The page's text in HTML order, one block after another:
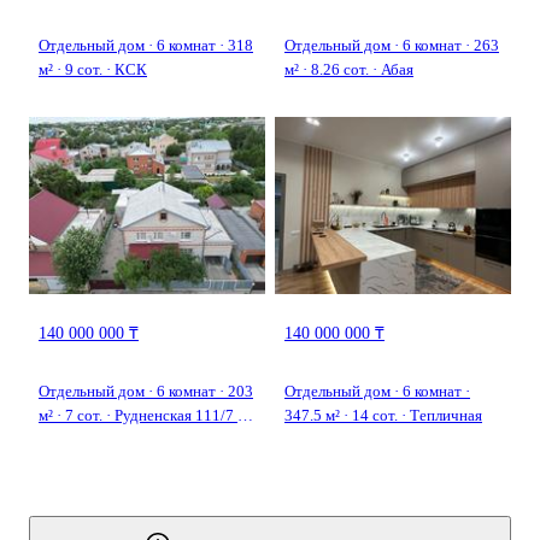
Отдельный дом · 6 комнат · 318
м² · 9 сот. · КСК
Отдельный дом · 6 комнат · 263
м² · 8.26 сот. · Абая
140 000 000 ₸
Отдельный дом · 6 комнат · 203
м² · 7 сот. · Рудненская 111/7 —
140 000 000 ₸
Отдельный дом · 6 комнат ·
347.5 м² · 14 сот. · Тепличная